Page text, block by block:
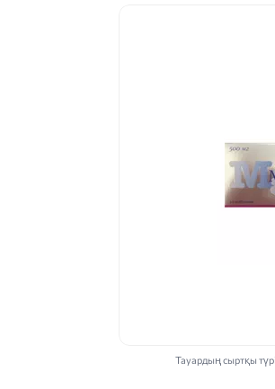
Тауардың сыртқы